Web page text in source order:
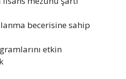
becerisine sahip
etkin